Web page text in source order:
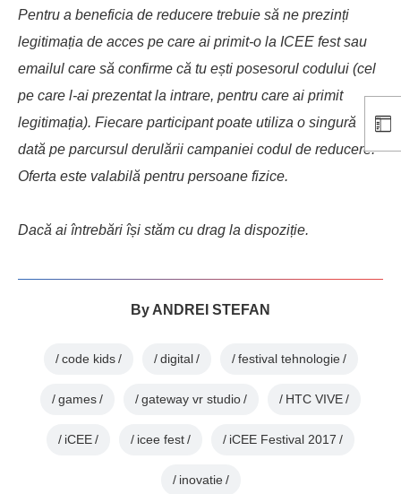
Pentru a beneficia de reducere trebuie să ne prezinți
legitimația de acces pe care ai primit-o la ICEE fest sau
emailul care să confirme că tu ești posesorul codului (cel
pe care l-ai prezentat la intrare, pentru care ai primit
legitimația). Fiecare participant poate utiliza o singură
dată pe parcursul derulării campaniei codul de reducere.
Oferta este valabilă pentru persoane fizice.
Dacă ai întrebări își stăm cu drag la dispoziție.
By ANDREI STEFAN
code kids digital festival tehnologie
games gateway vr studio HTC VIVE
iCEE icee fest iCEE Festival 2017
inovatie